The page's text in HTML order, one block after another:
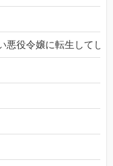
悪役令嬢に転生してし